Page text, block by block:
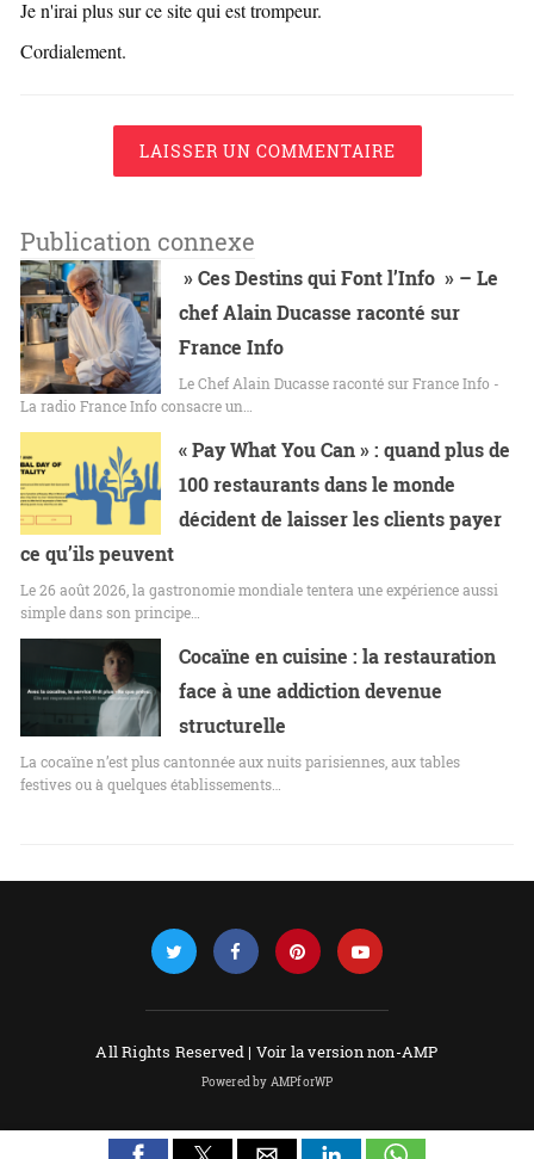
Je n'irai plus sur ce site qui est trompeur.
Cordialement.
LAISSER UN COMMENTAIRE
Publication connexe
» Ces Destins qui Font l’Info » – Le
chef Alain Ducasse raconté sur
France Info
Le Chef Alain Ducasse raconté sur France Info -
La radio France Info consacre un…
« Pay What You Can » : quand plus de
100 restaurants dans le monde
décident de laisser les clients payer
ce qu’ils peuvent
Le 26 août 2026, la gastronomie mondiale tentera une expérience aussi
simple dans son principe…
Cocaïne en cuisine : la restauration
face à une addiction devenue
structurelle
La cocaïne n’est plus cantonnée aux nuits parisiennes, aux tables
festives ou à quelques établissements…
All Rights Reserved | Voir la version non-AMP
Powered by AMPforWP